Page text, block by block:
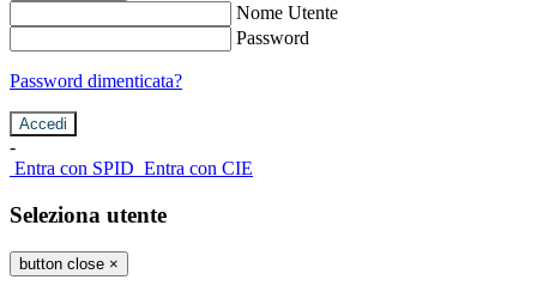
Nome Utente
Password
Password dimenticata?
-
Entra con SPID Entra con CIE
Seleziona utente
button close ×